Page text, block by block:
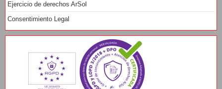
Ejercicio de derechos ArSol
Consentimiento Legal